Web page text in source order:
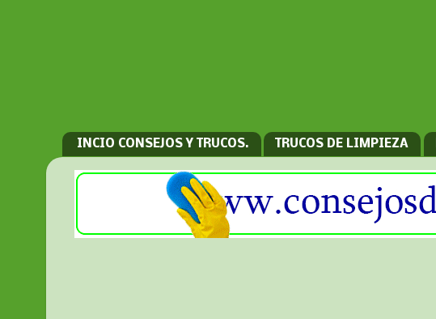
INCIO CONSEJOS Y TRUCOS. TRUCOS DE LIMPIEZA